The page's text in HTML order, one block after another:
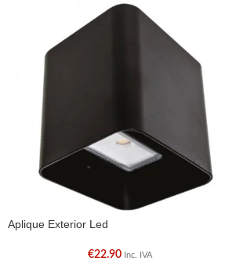
Aplique Exterior Led
€22.90 Inc. IVA